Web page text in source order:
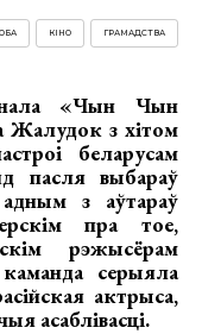
ГРАМАДСТВА
КІНО
«Чын Чын
Жалудок з хітом
беларусам
пасля выбараў
з аўтараў
пра тое,
рэжысёрам
серыяла
актрыса,
асаблівасці.